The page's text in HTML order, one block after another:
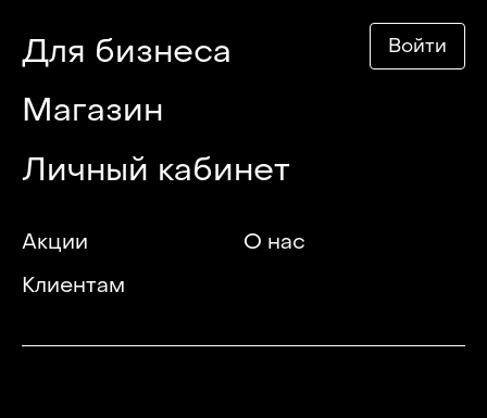
Личный кабинет
Магазин
Для бизнеса Войти
Акции
О нас
Клиентам